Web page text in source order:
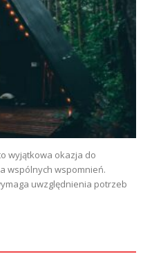
wyjątkowa okazja do
wspólnych wspomnień.
uwzględnienia potrzeb